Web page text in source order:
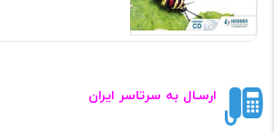
ارسـال به سرتاسر ایران